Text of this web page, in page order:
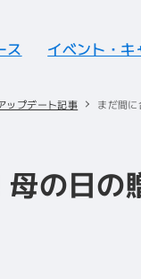
ス イベント・キ
ップデート記事 まだ間
母の日